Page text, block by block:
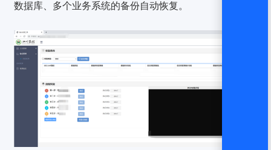
数据库、多个业务系统的备份自动恢复。